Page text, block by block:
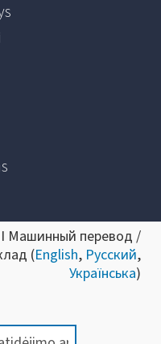
Машинный перевод /
(English, Русский,
Українська)